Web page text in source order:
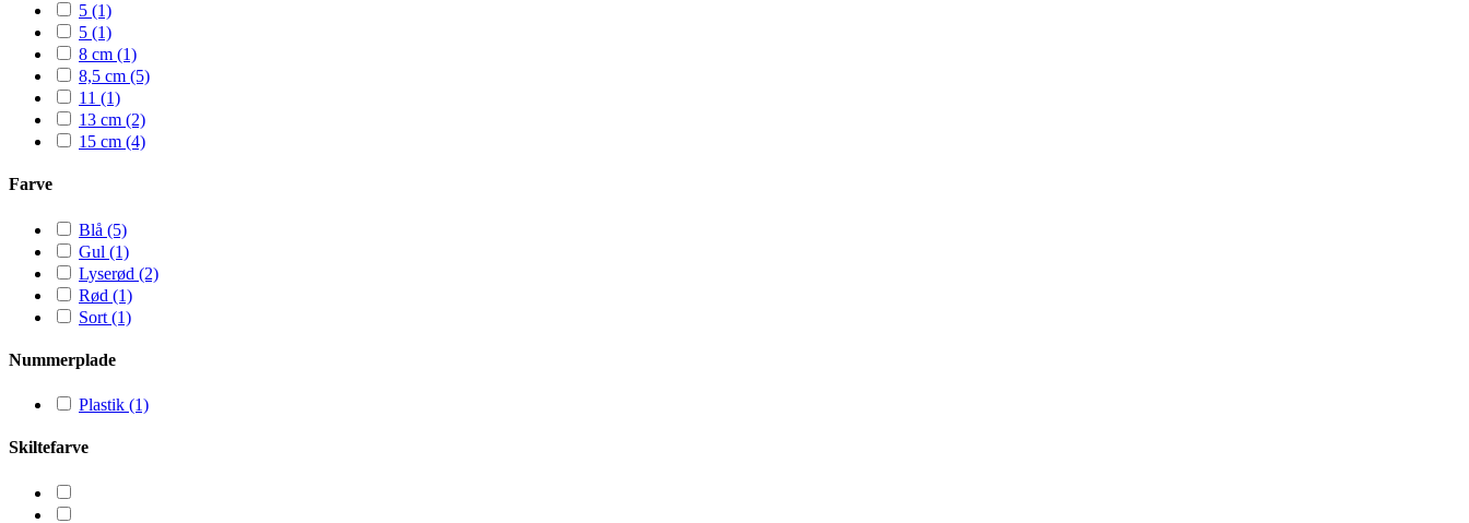
5 (1)
5 (1)
8 cm (1)
8,5 cm (5)
11 (1)
13 cm (2)
15 cm (4)
Farve
Blå (5)
Gul (1)
Lyserød (2)
Rød (1)
Sort (1)
Nummerplade
Plastik (1)
Skiltefarve